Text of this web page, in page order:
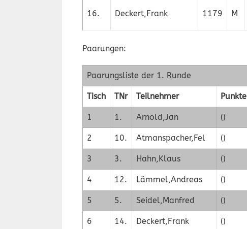
16. Deckert,Frank 1179 M
Paarungen:
Paarungsliste der 1. Runde
Tisch TNr Teilnehmer Punkte
1 1. Arnold,Jan ()
2 10. Atmanspacher,Fel ()
3 3. Hahn,Klaus ()
4 12. Lämmel,Andreas ()
5 5. Seidel,Manfred ()
6 14. Deckert,Frank ()